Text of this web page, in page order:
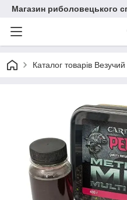
Магазин риболовецького
Каталог товарів Везучий